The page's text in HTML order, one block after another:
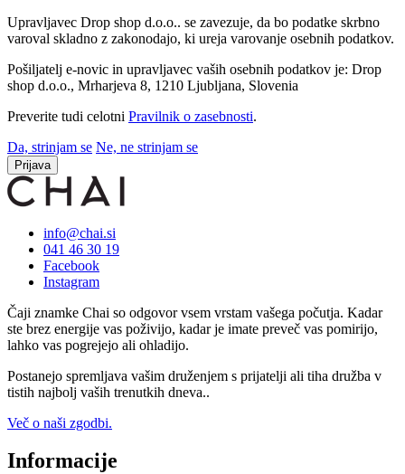
Upravljavec Drop shop d.o.o.. se zavezuje, da bo podatke skrbno
varoval skladno z zakonodajo, ki ureja varovanje osebnih podatkov.
Pošiljatelj e-novic in upravljavec vaših osebnih podatkov je: Drop
shop d.o.o., Mrharjeva 8, 1210 Ljubljana, Slovenia
Preverite tudi celotni Pravilnik o zasebnosti.
Da, strinjam se Ne, ne strinjam se
Prijava
info@chai.si
041 46 30 19
Facebook
Instagram
Čaji znamke Chai so odgovor vsem vrstam vašega počutja. Kadar
ste brez energije vas poživijo, kadar je imate preveč vas pomirijo,
lahko vas pogrejejo ali ohladijo.
Postanejo spremljava vašim druženjem s prijatelji ali tiha družba v
tistih najbolj vaših trenutkih dneva..
Več o naši zgodbi.
Informacije